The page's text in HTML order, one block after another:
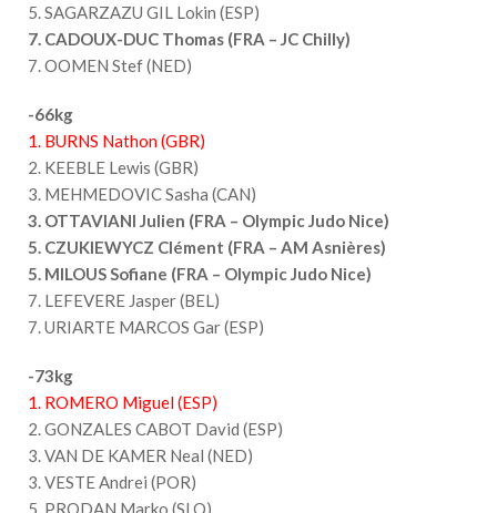
5. SAGARZAZU GIL Lokin (ESP)
7. CADOUX-DUC Thomas (FRA – JC Chilly)
7. OOMEN Stef (NED)
-66kg
1. BURNS Nathon (GBR)
2. KEEBLE Lewis (GBR)
3. MEHMEDOVIC Sasha (CAN)
3. OTTAVIANI Julien (FRA – Olympic Judo Nice)
5. CZUKIEWYCZ Clément (FRA – AM Asnières)
5. MILOUS Sofiane (FRA – Olympic Judo Nice)
7. LEFEVERE Jasper (BEL)
7. URIARTE MARCOS Gar (ESP)
-73kg
1. ROMERO Miguel (ESP)
2. GONZALES CABOT David (ESP)
3. VAN DE KAMER Neal (NED)
3. VESTE Andrei (POR)
5. PRODAN Marko (SLO)